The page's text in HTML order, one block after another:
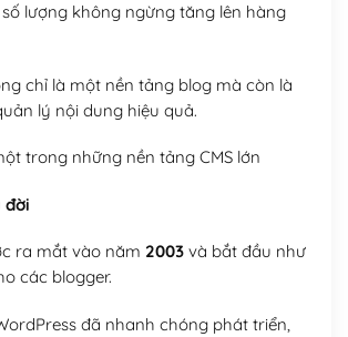
số lượng không ngừng tăng lên hàng
chỉ là một nền tảng blog mà còn là
lý nội dung hiệu quả.
trong những nền tảng CMS lớn
đời
ra mắt vào năm 2003và bắt đầu như
các blogger.
đã nhanh chóng phát triển,